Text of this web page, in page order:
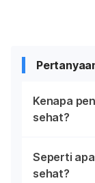
Kenapa
sehat?
Seperti
sehat?